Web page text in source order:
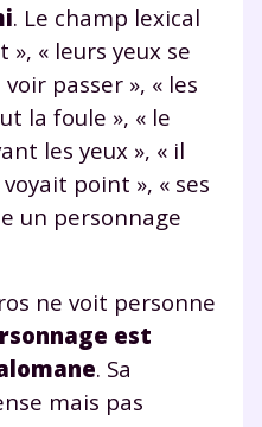
. Le champ lexical
« leurs yeux se
passer », « les
la foule », « le
les yeux », « il
point », « ses
un personnage
ne voit personne
est
. Sa
mais pas